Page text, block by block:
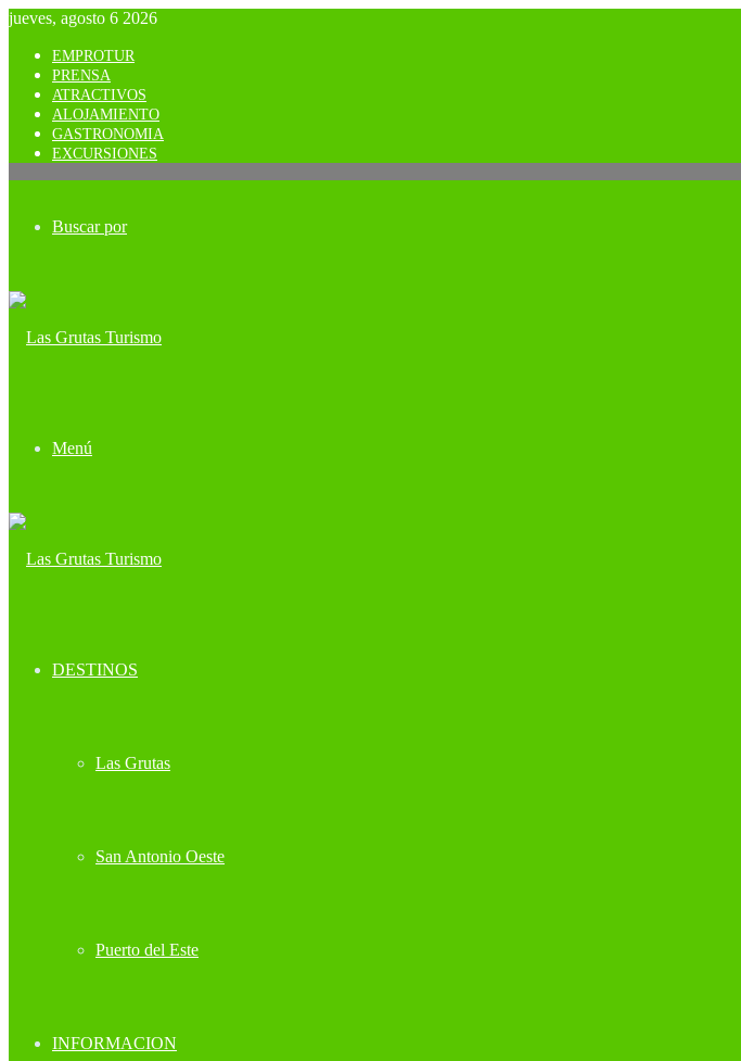
jueves, agosto 6 2026
EMPROTUR
PRENSA
ATRACTIVOS
ALOJAMIENTO
GASTRONOMIA
EXCURSIONES
Buscar por
Menú
DESTINOS
Las Grutas
San Antonio Oeste
Puerto del Este
INFORMACION